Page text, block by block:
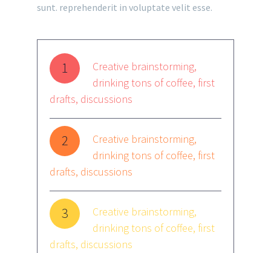
sunt. reprehenderit in voluptate velit esse.
1
Creative brainstorming,
drinking tons of coffee, first
drafts, discussions
2
Creative brainstorming,
drinking tons of coffee, first
drafts, discussions
3
Creative brainstorming,
drinking tons of coffee, first
drafts, discussions